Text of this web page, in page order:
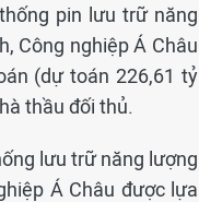
pin lưu trữ năng
Công nghiệp Á Châu
(dự toán 226,61 tỷ
thầu đối thủ.
lưu trữ năng lượng
Á Châu được lựa